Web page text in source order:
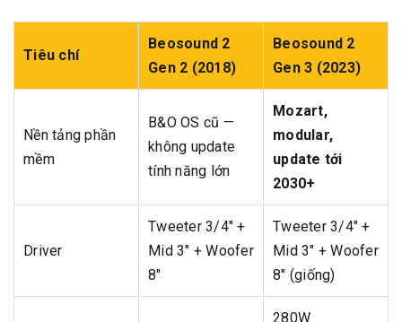
Tiêu chí
Beosound 2
Gen 2 (2018)
Beosound 2
Gen 3 (2023)
Nền tảng phần
mềm
B&O OS cũ —
không update
tính năng lớn
Mozart,
modular,
update tới
2030+
Driver
Tweeter 3/4" +
Mid 3" + Woofer
8"
Tweeter 3/4" +
Mid 3" + Woofer
8" (giống)
280W